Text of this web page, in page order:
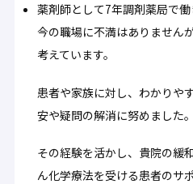
薬剤師として7年調剤薬局で働
今の職場に不満はありません
考えています。
患者や家族に対し、わかりや
安や疑問の解消に努めました。
その経験を活かし、貴院の緩
ん化学療法を受ける患者のサ